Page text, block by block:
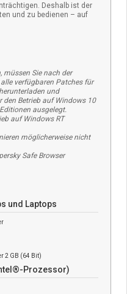
Deshalb ist der
und zu bedienen – auf
müssen Sie nach der
verfügbaren Patches für
und
Betrieb auf Windows 10
ausgelegt.
auf Windows RT
möglicherweise nicht
Safe Browser
und Laptops
2 GB (64 Bit)
Prozessor)